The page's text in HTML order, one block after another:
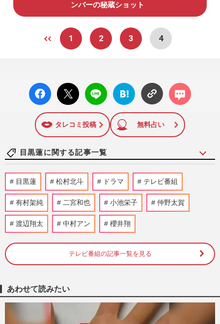
ンバーの秘蔵ショット
1 2 3 4
facebo
ok い
X ポス
ト
LINE
はてな
ブック
に追加
コメン
ト
タレコミ投稿 無料占い
目黒蓮に関する記事一覧
『Snow Man』、活動休止の目黒蓮不在で
『THE FIRST TAKE』出演にファン困惑
《なぜいないタイミングで？》“…
週刊女性PRIME 2026/7/24
映画『マイケル』ロケットスタートで
〈100億円突破も期待〉…「邦高洋低」が
一転した映画界に起きている“…
週刊女性PRIME 2026/6/23
木村拓哉、吉野家『麦とろ牛』新CMで
「迎え舌」封印＆「とろろ嫌い」克服か？
《目黒蓮かと思った》後輩と激…
目黒蓮 松村北斗 ドラマ テレビ番組
有村架純 二宮和也 小池栄子 仲野太賀
渡辺翔太 中村アン 櫻井翔
テレビ番組の記事一覧を見る
あわせて読みたい